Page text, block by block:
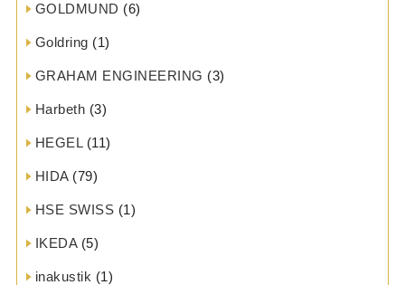
GOLDMUND (6)
Goldring (1)
GRAHAM ENGINEERING (3)
Harbeth (3)
HEGEL(11)
HIDA(79)
HSE SWISS (1)
IKEDA(5)
inakustik (1)